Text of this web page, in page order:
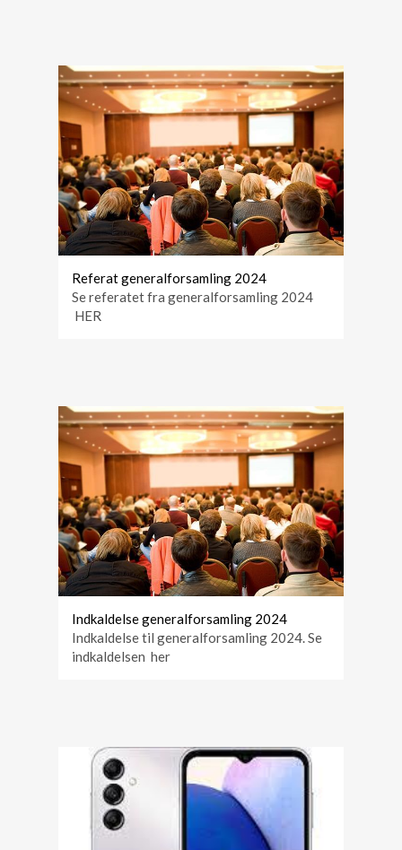
Referat generalforsamling 2024
Se referatet fra generalforsamling 2024
HER
Indkaldelse generalforsamling 2024
Indkaldelse til generalforsamling 2024. Se
indkaldelsen her